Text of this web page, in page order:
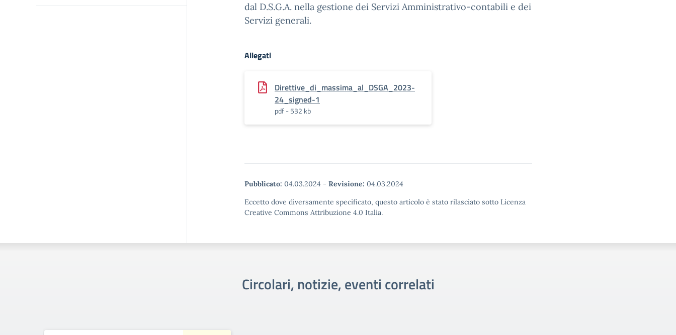
dal D.S.G.A. nella gestione dei Servizi Amministrativo-contabili e dei
Servizi generali.
Allegati
Direttive_di_massima_al_DSGA_2023-
24_signed-1
pdf - 532 kb
Pubblicato: 04.03.2024 - Revisione: 04.03.2024
Eccetto dove diversamente specificato, questo articolo è stato rilasciato sotto Licenza
Creative Commons Attribuzione 4.0 Italia.
Circolari, notizie, eventi correlati